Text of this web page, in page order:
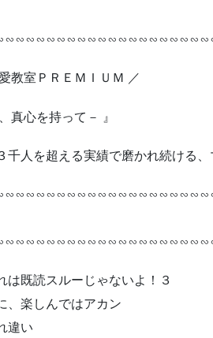
教室ＰＲＥＭＩＵＭ ／
真心を持って－ 』
千人を超える実績で磨かれ続ける
は既読スルーじゃないよ！３
楽しんではアカン
違い